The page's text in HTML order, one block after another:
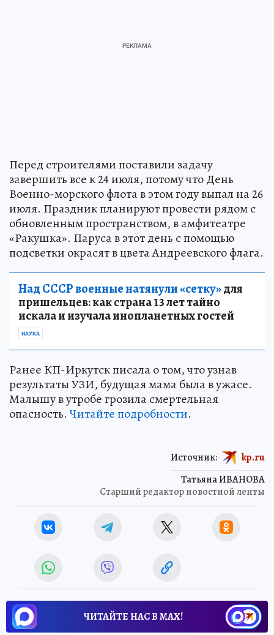
Перед строителями поставили задачу
завершить все к 24 июля, потому что День
Военно-морского флота в этом году выпал на 26
июля. Праздник планируют провести рядом с
обновленным пространством, в амфитеатре
«Ракушка». Паруса в этот день с помощью
подсветки окрасят в цвета Андреевского флага.
Над СССР военные натянули «сетку»для
пришельцев: как страна 13 лет тайно
искала и изучала инопланетных гостей
НАУКА
Ранее КП-Иркутск писала о том, что узнав
результаты УЗИ, будущая мама была в ужасе.
Малышу в утробе грозила смертельная
опасность.Читайте подробности.
Татьяна ИВАНОВА
Старший редактор новостной ленты
Источник: kp.ru
ЧИТАЙТЕ НАС В МАХ!